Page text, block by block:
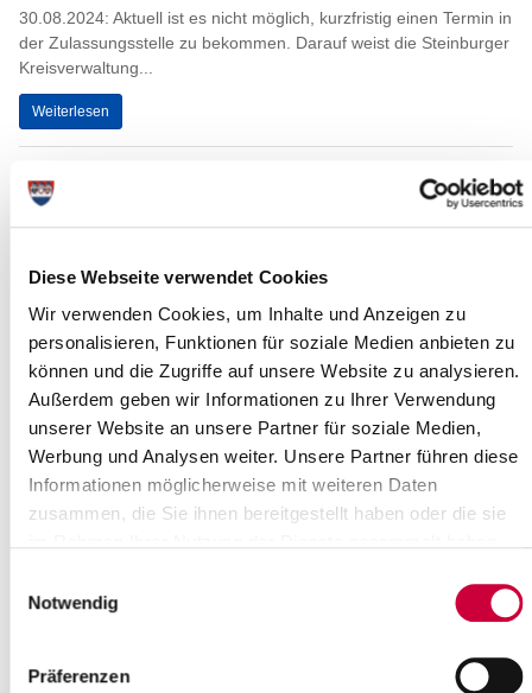
Diese Webseite verwendet Cookies
Wir verwenden Cookies, um Inhalte und Anzeigen zu
personalisieren, Funktionen für soziale Medien anbieten zu
können und die Zugriffe auf unsere Website zu analysieren.
Außerdem geben wir Informationen zu Ihrer Verwendung
unserer Website an unsere Partner für soziale Medien,
Werbung und Analysen weiter. Unsere Partner führen diese
Informationen möglicherweise mit weiteren Daten
zusammen, die Sie ihnen bereitgestellt haben oder die sie
Notwendig
Präferenzen
30.08.2024: Aktuell ist es nicht möglich, kurzfristig einen Termin in
der Zulassungsstelle zu bekommen. Darauf weist die Steinburger
Kreisverwaltung...
Weiterlesen
Jakobskreuzkraut: Entsorgung in die
28.08.2024: Ausgerissene Jakobskreuzkrautpflanzen sollten nicht
auf den hauseigenen Kompost gebracht werden, da die Samen
hier keimfähig bleiben und...
Weiterlesen
Sitzung des Jugendhilfeausschusses
28.08.2024: Am Mittwoch, dem 04. September 2024, um 17:00
Uhr, tagt der Jugendhilfeausschuss des Steinburger Kreistages.
Orientierung leicht gemacht